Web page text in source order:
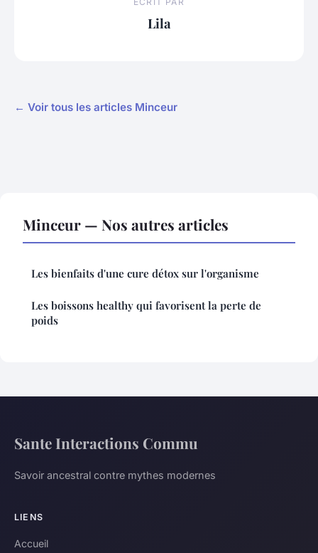
Lila
← Voir tous les articles Minceur
Minceur — Nos autres articles
Les bienfaits d'une cure détox sur l'organisme
Les boissons healthy qui favorisent la perte de
poids
Sante Interactions Commu
Savoir ancestral contre mythes modernes
LIENS
Accueil